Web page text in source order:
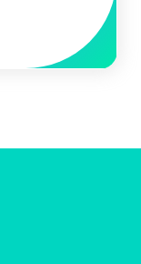
prvky výpisu